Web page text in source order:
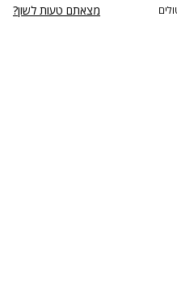
מצאתם טעות לשון?